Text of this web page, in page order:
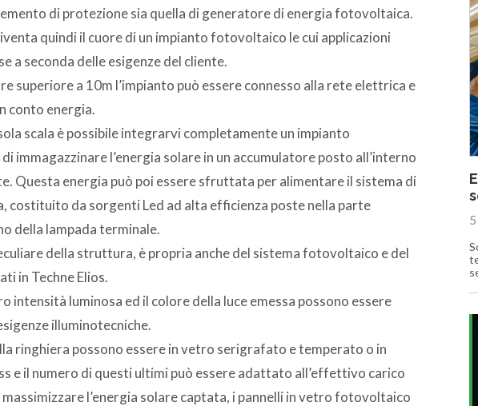
di protezione sia quella di generatore di energia fotovoltaica.
quindi il cuore di un impianto fotovoltaico le cui applicazioni
a seconda delle esigenze del cliente.
superiore a 10m l’impianto può essere connesso alla rete elettrica e
conto energia.
scala è possibile integrarvi completamente un impianto
immagazzinare l’energia solare in un accumulatore posto all’interno
Questa energia può poi essere sfruttata per alimentare il sistema di
costituito da sorgenti Led ad alta efficienza poste nella parte
della lampada terminale.
della struttura, è propria anche del sistema fotovoltaico e del
in Techne Elios.
intensità luminosa ed il colore della luce emessa possono essere
illuminotecniche.
ringhiera possono essere in vetro serigrafato e temperato o in
e il numero di questi ultimi può essere adattato all’effettivo carico
l’energia solare captata, i pannelli in vetro fotovoltaico